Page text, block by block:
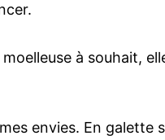
à souhait,
envies. En